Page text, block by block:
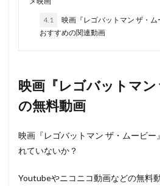
4.1
映画『レゴバットマン ザ・
おすすめの関連動画
映画『レゴバットマン
の無料動画
映画『レゴバットマン ザ・ムービー
れていないか？
Youtubeやニコニコ動画などの無料